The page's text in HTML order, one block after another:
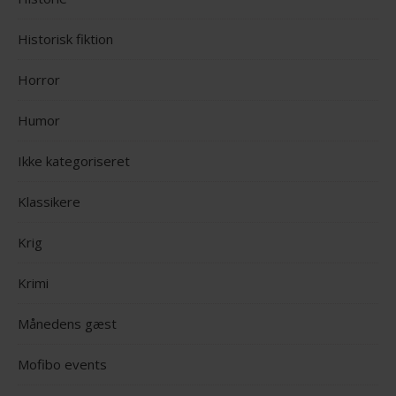
Historisk fiktion
Horror
Humor
Ikke kategoriseret
Klassikere
Krig
Krimi
Månedens gæst
Mofibo events